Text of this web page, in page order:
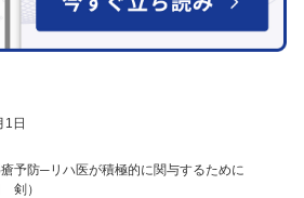
1日
予防─リハ医が積極的に関与するために
剣）